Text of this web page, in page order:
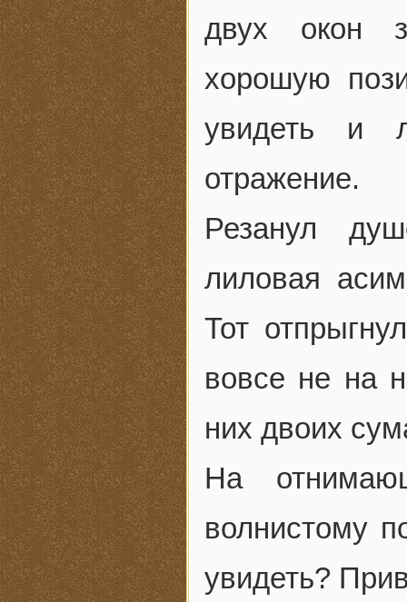
двух окон
хорошую
увидеть и
отражение.
Резанул
лиловая
Тот
вовсе не на
них двоих
На
волнистому
увидеть?